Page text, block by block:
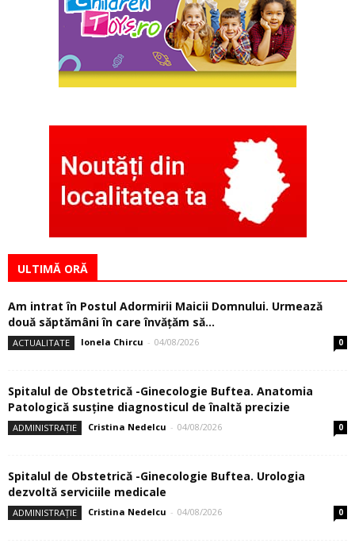
ULTIMĂ ORĂ
Am intrat în Postul Adormirii Maicii Domnului. Urmează
două săptămâni în care învăţăm să...
ACTUALITATE Ionela Chircu - 04/08/2026 0
Spitalul de Obstetrică -Ginecologie Buftea. Anatomia
Patologică susţine diagnosticul de înaltă precizie
ADMINISTRAȚIE Cristina Nedelcu - 04/08/2026 0
Spitalul de Obstetrică -Ginecologie Buftea. Urologia
dezvoltă serviciile medicale
ADMINISTRAȚIE Cristina Nedelcu - 04/08/2026 0